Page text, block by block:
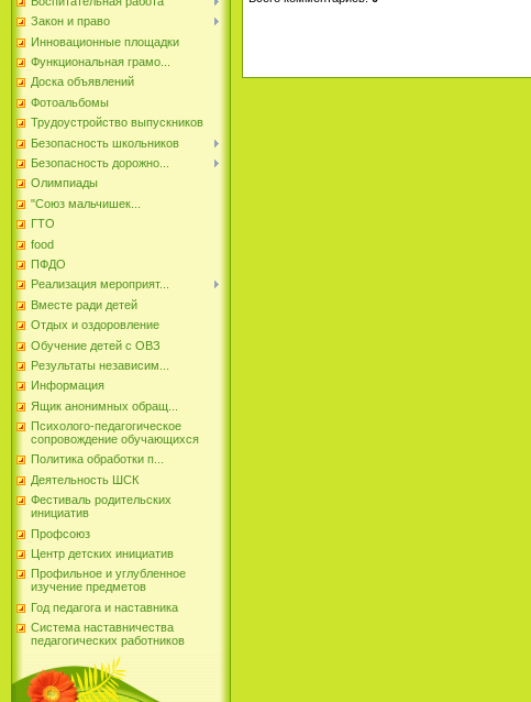
Закон и право
Инновационные площадки
Функциональная грамо...
Доска объявлений
Фотоальбомы
Трудоустройство выпускников
Безопасность школьников
Безопасность дорожно...
Олимпиады
"Союз мальчишек...
ГТО
food
ПФДО
Реализация мероприят...
Вместе ради детей
Отдых и оздоровление
Обучение детей с ОВЗ
Результаты независим...
Информация
Ящик анонимных обращ...
Психолого-педагогическое
сопровождение обучающихся
Политика обработки п...
Деятельность ШСК
Фестиваль родительских
инициатив
Профсоюз
Центр детских инициатив
Профильное и углубленное
изучение предметов
Год педагога и наставника
Система наставничества
педагогических работников